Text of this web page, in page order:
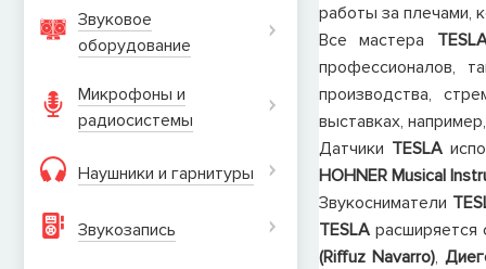
Звуковое
оборудование
Микрофоны и
радиосистемы
Наушники и гарнитуры
Звукозапись
работы за плечами,
Все мастера
профессионалов,
производства,
выставках,
Датчики TESLA
HOHNER Musical
Звукосниматели
TESLA
(Riffuz Navarro),